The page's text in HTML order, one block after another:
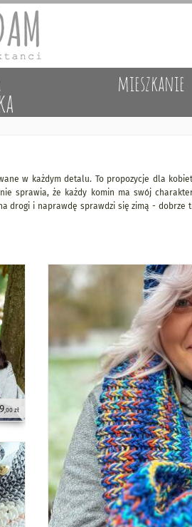
mieszkanie
w każdym detalu. To propozycje dla
sprawia, że każdy komin ma swój
drogi i naprawdę sprawdzi się zimą - dobrze
,00 zł